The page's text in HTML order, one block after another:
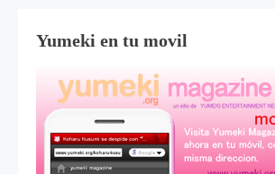
Yumeki en tu movil